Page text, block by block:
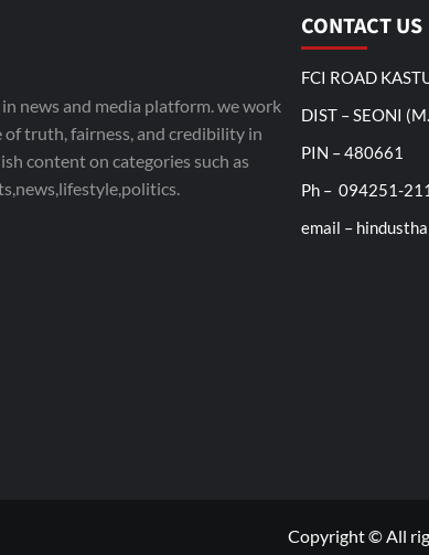
in news and media platform. we work
truth, fairness, and credibility in
content on categories such as
CONTACT US
FCI ROAD
DIST – SEONI
PIN – 480661
Ph – 094251-
email –
Copyright © All